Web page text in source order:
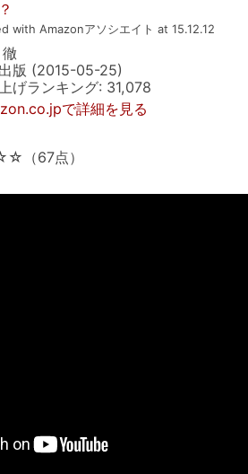
with Amazonアソシエイト at 15.12.12
版 (2015-05-25)
げランキング: 31,078
で詳細を見る
（67点）